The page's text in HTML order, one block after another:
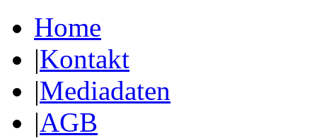
Home
|Kontakt
|Mediadaten
|AGB